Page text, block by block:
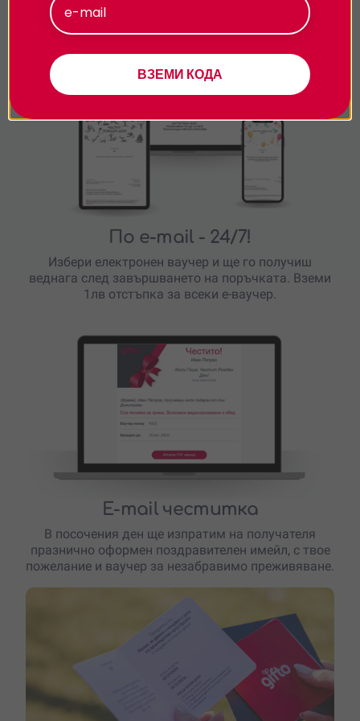
По e-mail - 24/7!
Избери електронен ваучер и ще го получиш
веднага след завършването на поръчката. Вземи
1лв отстъпка за всеки е-ваучер.
E-mail честитка
В посочения ден ще изпратим на получателя
празнично оформен поздравителен имейл, с твое
пожелание и ваучер за незабравимо преживяване.
ВЗЕМИ КОДА